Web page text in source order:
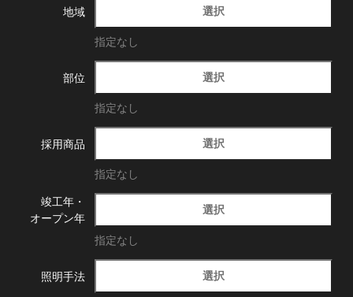
地域 選択
指定なし
部位 選択
指定なし
採用商品 選択
指定なし
竣工年・
オープン年
選択
指定なし
照明手法 選択